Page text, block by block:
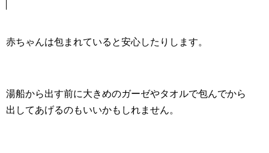
赤ちゃんは包まれていると安心したりします。
湯船から出す前に大きめのガーゼやタオルで包んでから
出してあげるのもいいかもしれません。